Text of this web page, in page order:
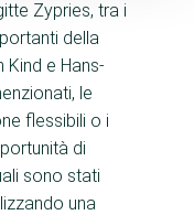
Zypries, tra i
della
e Hans-
le
flessibili o i
di
sono stati
una